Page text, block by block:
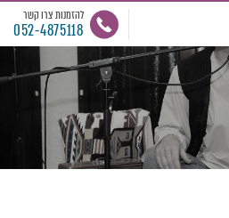
להזמנות צרו קשר
052-4875118